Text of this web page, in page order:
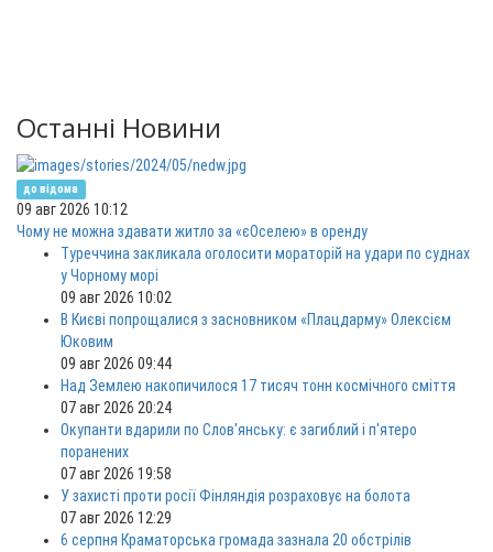
Останні Новини
до відома
09 авг 2026 10:12
Чому не можна здавати житло за «єОселею» в оренду
Туреччина закликала оголосити мораторій на удари по суднах
у Чорному морі
09 авг 2026 10:02
В Києві попрощалися з засновником «Плацдарму» Олексієм
Юковим
09 авг 2026 09:44
Над Землею накопичилося 17 тисяч тонн космічного сміття
07 авг 2026 20:24
Окупанти вдарили по Слов'янську: є загиблий і п'ятеро
поранених
07 авг 2026 19:58
У захисті проти росії Фінляндія розраховує на болота
07 авг 2026 12:29
6 серпня Краматорська громада зазнала 20 обстрілів